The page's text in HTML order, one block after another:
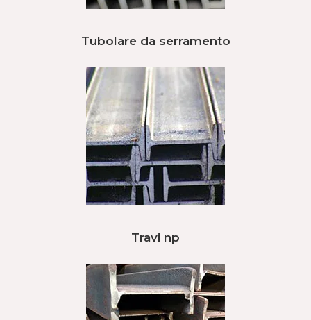
Tubolare da serramento
Travi np